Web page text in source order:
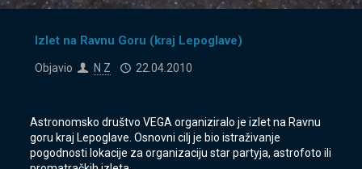
Izlet na Ravnu Goru (kraj Lepoglave)
Objavio N Z 22.04.2010
Astronomsko društvo VEGA organiziralo je izlet na Ravnu
goru kraj Lepoglave. Osnovni cilj je bio istraživanje
pogodnosti lokacije za organizaciju star partyja, astrofoto ili